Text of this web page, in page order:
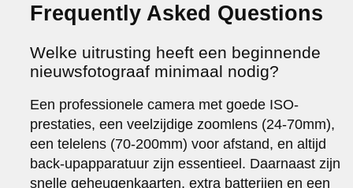
Frequently Asked Questions
Welke uitrusting heeft een beginnende
nieuwsfotograaf minimaal nodig?
Een professionele camera met goede ISO-
prestaties, een veelzijdige zoomlens (24-70mm),
een telelens (70-200mm) voor afstand, en altijd
back-upapparatuur zijn essentieel. Daarnaast zijn
snelle geheugenkaarten, extra batterijen en een